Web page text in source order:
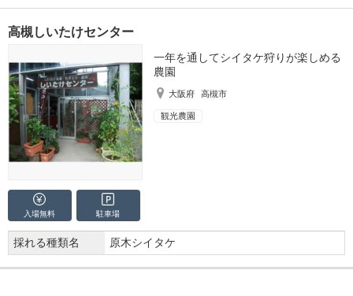
高槻しいたけセンター
一年を通してシイタケ狩りが楽しめる
農園
大阪府 高槻市
観光農園
入場無料 駐車場
採れる種類名 原木シイタケ